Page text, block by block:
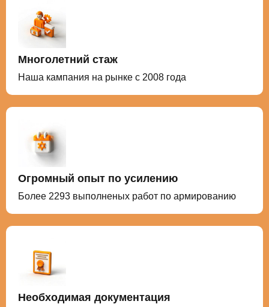
Многолетний стаж
Наша кампания на рынке с 2008 года
Огромный опыт по усилению
Более 2293 выполненых работ по армированию
Необходимая документация